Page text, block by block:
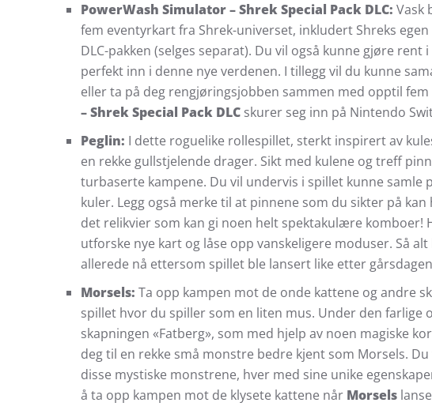
PowerWash Simulator – Shrek Special Pack DLC: Vask
fem eventyrkart fra Shrek-universet, inkludert Shreks
DLC-pakken (selges separat). Du vil også kunne gjøre
perfekt inn i denne nye verdenen. I tillegg vil du kunne
eller ta på deg rengjøringsjobben sammen med opptil
– Shrek Special Pack DLC skurer seg inn på Nintendo
Peglin: I dette roguelike rollespillet, sterkt inspirert av
en rekke gullstjelende drager. Sikt med kulene og treff
turbaserte kampene. Du vil undervis i spillet kunne samle
kuler. Legg også merke til at pinnene som du sikter på
det relikvier som kan gi noen helt spektakulære komboer!
utforske nye kart og låse opp vanskeligere moduser. Så
allerede nå ettersom spillet ble lansert like etter
Morsels: Ta opp kampen mot de onde kattene og andre
spillet hvor du spiller som en liten mus. Under den farlige
skapningen «Fatberg», som med hjelp av noen magiske
deg til en rekke små monstre bedre kjent som Morsels.
disse mystiske monstrene, hver med sine unike
å ta opp kampen mot de klysete kattene når Morsels